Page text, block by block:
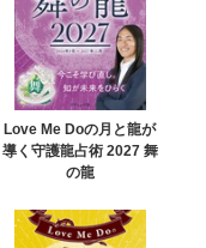
Love Me Doの月と龍が
導く守護龍占術 2027 舞
の龍